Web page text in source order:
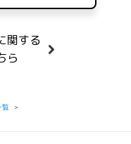
関する
ら
覧
＞